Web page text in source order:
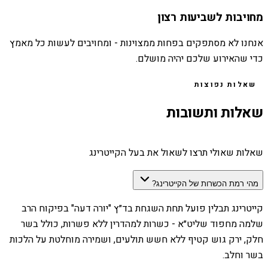
מחויבות לשביעות רצון
אנחנו לא מסתפקים בפחות ממצוינות - ומחויבים לעשות כל מאמץ
כדי שהאירוע שלכם יהיה מושלם.
שאלות נפוצות
שאלות ותשובות
שאלות שאולי תרצו לשאול את בעל הקייטרינג
מהי רמת הכשרות של הקייטרינג?
קייטרינג תבלין פועל תחת השגחת בד״ץ "יורה דעה" בפיקוח הרב
שלמה מחפוד שליט״א - כשרות למהדרין ללא פשרות, כולל בשר
חלק, ירק גוש קטיף ללא חשש תולעים, ושמירה מוחלטת על הלכות
בשר וחלב.